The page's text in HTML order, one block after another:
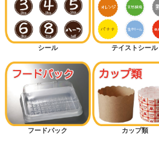
シール テイストシール
フードパック カップ類